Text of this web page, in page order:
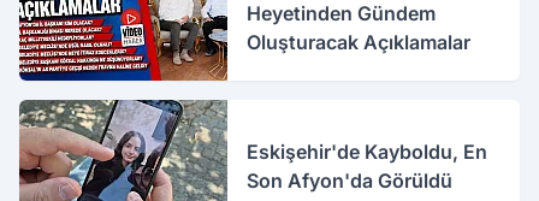
Heyetinden Gündem
Oluşturacak Açıklamalar
Eskişehir'de Kayboldu, En
Son Afyon'da Görüldü